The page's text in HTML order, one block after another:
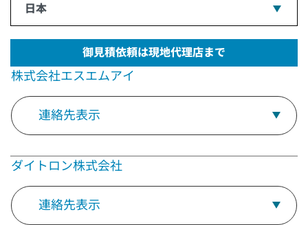
日本
御見積依頼は現地代理店まで
株式会社エスエムアイ
連絡先表示
ダイトロン株式会社
連絡先表示